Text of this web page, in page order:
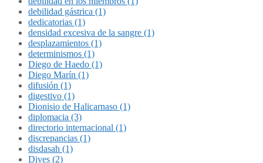
debilidad gástrica (1)
dedicatorias (1)
densidad excesiva de la sangre (1)
desplazamientos (1)
determinismos (1)
Diego de Haedo (1)
Diego Marín (1)
difusión (1)
digestivo (1)
Dionisio de Halicarnaso (1)
diplomacia (3)
directorio internacional (1)
discrepancias (1)
disdasah (1)
Dives (2)